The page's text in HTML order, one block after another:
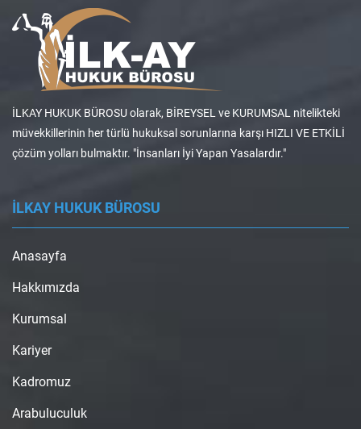
İLKAY HUKUK BÜROSU olarak, BİREYSEL ve KURUMSAL nitelikteki
müvekkillerinin her türlü hukuksal sorunlarına karşı HIZLI VE ETKİLİ
çözüm yolları bulmaktır. "İnsanları İyi Yapan Yasalardır."
İLKAY HUKUK BÜROSU
Anasayfa
Hakkımızda
Kurumsal
Kariyer
Kadromuz
Arabuluculuk